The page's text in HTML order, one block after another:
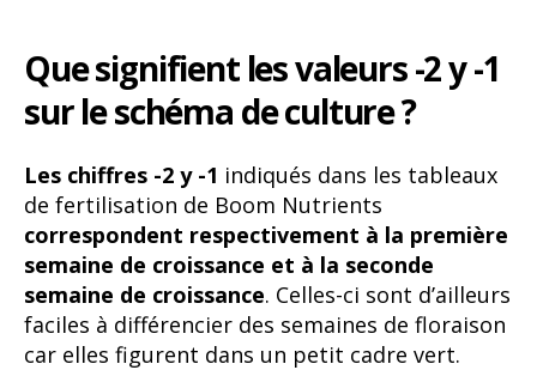
Que signifient les valeurs -2 y -1
sur le schéma de culture ?
Les chiffres -2 y -1 indiqués dans les tableaux
de fertilisation de Boom Nutrients
correspondent respectivement à la première
semaine de croissance et à la seconde
semaine de croissance. Celles-ci sont d’ailleurs
faciles à différencier des semaines de floraison
car elles figurent dans un petit cadre vert.